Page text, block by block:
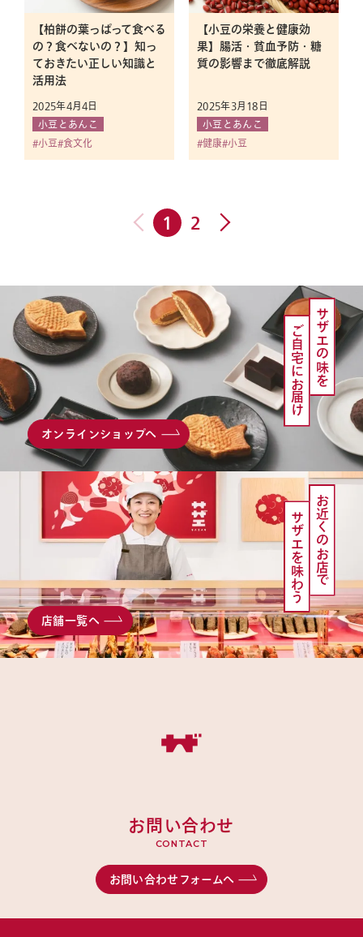
お問い合わせ
お知らせ会社概要
【柏餅の葉っぱって食べる
の？食べないの？】知っ
ておきたい正しい知識と
活用法
2025年4月4日
小豆とあんこ
小豆
食文化
【小豆の栄養と健康効
果】腸活・貧血予防・糖
質の影響まで徹底解説
2025年3月18日
小豆とあんこ
健康 小豆
1 2
サザエの味を
ご自宅にお届け
オンラインショップへ
お近くのお店で
サザエを味わう
店舗一覧へ
お問い合わせ
CONTACT
お問い合わせフォームへ